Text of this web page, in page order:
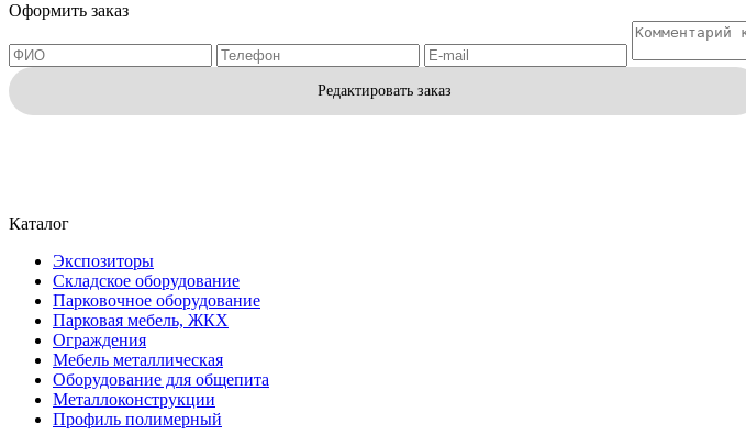
Оформить заказ
Редактировать заказ
Каталог
Экспозиторы
Складское оборудование
Парковочное оборудование
Парковая мебель, ЖКХ
Ограждения
Мебель металлическая
Оборудование для общепита
Металлоконструкции
Профиль полимерный